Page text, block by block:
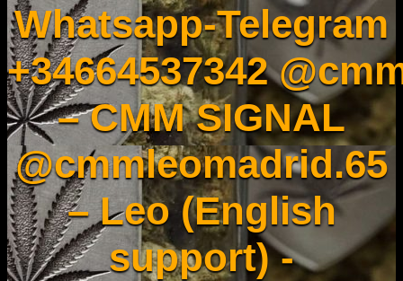
Whatsapp-Telegram
+34664537342
– CMM SIGNAL
@cmmleomadrid.65
– Leo (English
support) -